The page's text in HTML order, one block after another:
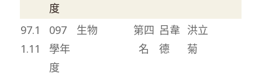
度
97.1
1.11
097
學年
度
生物
第四
名
呂韋
德
洪立
菊